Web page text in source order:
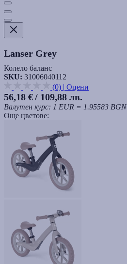
Lanser Grey
Колело баланс
SKU: 31006040112
(0) | Оцени
56,18 €/ 109,88 лв.
Валутен курс: 1 EUR = 1.95583 BGN
Още цветове: